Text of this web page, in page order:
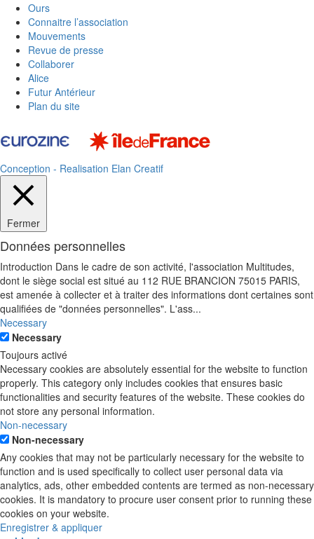
Ours
Connaitre l’association
Mouvements
Revue de presse
Collaborer
Alice
Futur Antérieur
Plan du site
Conception - Realisation Elan Creatif
Fermer
Données personnelles
Introduction Dans le cadre de son activité, l'association Multitudes,
dont le siège social est situé au 112 RUE BRANCION 75015 PARIS,
est amenée à collecter et à traiter des informations dont certaines sont
qualifiées de "données personnelles". L'ass...
Necessary
Necessary
Toujours activé
Necessary cookies are absolutely essential for the website to function
properly. This category only includes cookies that ensures basic
functionalities and security features of the website. These cookies do
not store any personal information.
Non-necessary
Non-necessary
Any cookies that may not be particularly necessary for the website to
function and is used specifically to collect user personal data via
analytics, ads, other embedded contents are termed as non-necessary
cookies. It is mandatory to procure user consent prior to running these
cookies on your website.
Enregistrer & appliquer